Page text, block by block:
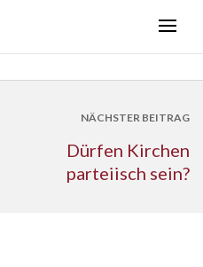
NÄCHSTER BEITRAG
Dürfen Kirchen
parteiisch sein?